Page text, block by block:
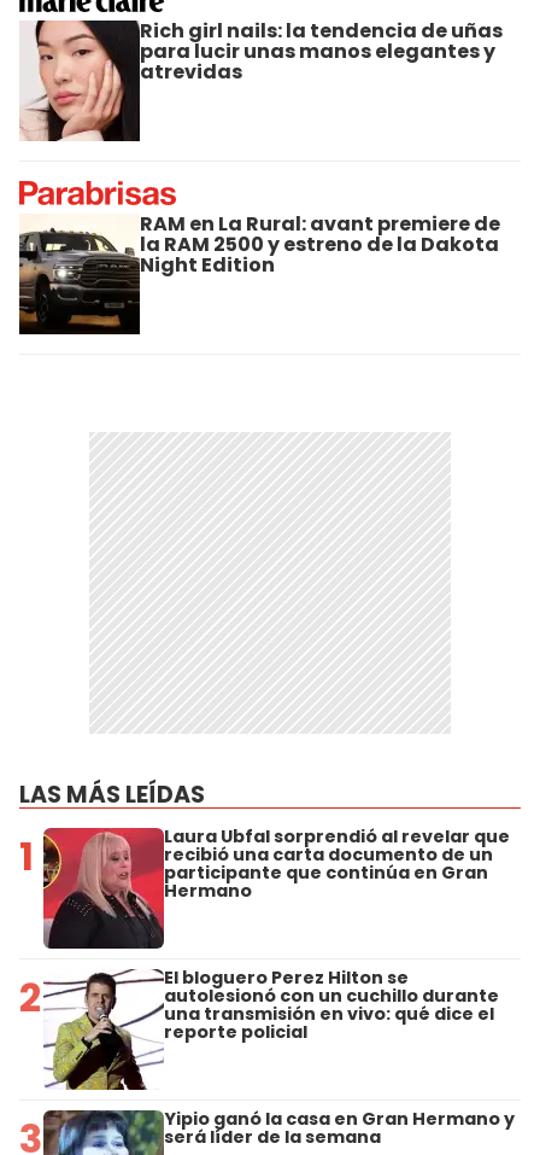
Rich girl nails: la tendencia de uñas
para lucir unas manos elegantes y
atrevidas
RAM en La Rural: avant premiere de
la RAM 2500 y estreno de la Dakota
Night Edition
LAS MÁS LEÍDAS
1 Laura Ubfal sorprendió al revelar que
recibió una carta documento de un
participante que continúa en Gran
Hermano
2 El bloguero Perez Hilton se
autolesionó con un cuchillo durante
una transmisión en vivo: qué dice el
reporte policial
3 Yipio ganó la casa en Gran Hermano y
será líder de la semana